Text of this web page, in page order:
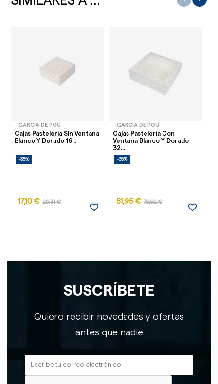
GARCÍA DE POU
Cajas Pastelería Sin Ventana
Blanco Y Dorado 16...
-35%
17,10 € 26,31 €
favorite_border
GARCÍA DE POU
Cajas Pastelería Con
Ventana Blanco Y Dorado
32...
-35%
51,95 € 79,92 €
favorite_border
SUSCRÍBETE
Quiero recibir novedades y ofertas
antes que nadie